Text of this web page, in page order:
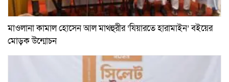
মাওলানা কামাল হোসেন আল মাথহুরীর ‘যিয়ারতে হারামাইন’ বইয়ের
মোড়ক উন্মোচন